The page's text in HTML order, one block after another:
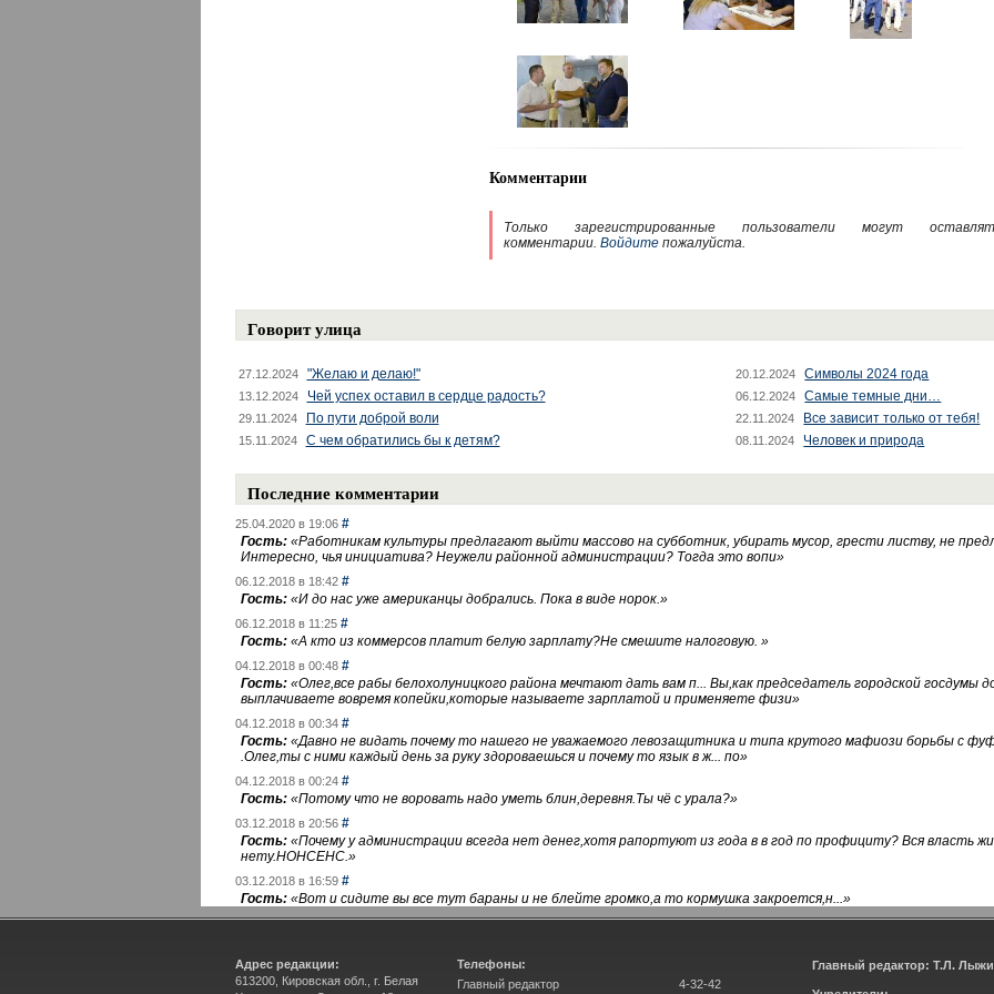
Комментарии
Только зарегистрированные пользователи могут
комментарии. Войдитепожалуйста.
Говорит улица
27.12.2024 "Желаю и делаю!" 20.12.2024 Символы 2024 года
13.12.2024 Чей успех оставил в сердце радость? 06.12.2024 Самые темные дни…
29.11.2024 По пути доброй воли 22.11.2024 Все зависит только от тебя!
15.11.2024 С чем обратились бы к детям? 08.11.2024 Человек и природа
Последние комментарии
25.04.2020 в 19:06 #
Гость: «Работникам культуры предлагают выйти массово на субботник, убирать мусор, грести листву, не
Интересно, чья инициатива? Неужели районной администрации? Тогда это вопи»
06.12.2018 в 18:42 #
Гость: «И до нас уже американцы добрались. Пока в виде норок.»
06.12.2018 в 11:25 #
Гость: «А кто из коммерсов платит белую зарплату?Не смешите налоговую. »
04.12.2018 в 00:48 #
Гость: «Олег,все рабы белохолуницкого района мечтают дать вам п... Вы,как председатель городской госдумы
выплачиваете вовремя копейки,которые называете зарплатой и применяете физи»
04.12.2018 в 00:34 #
Гость: «Давно не видать почему то нашего не уважаемого левозащитника и типа крутого мафиози борьбы с
.Олег,ты с ними каждый день за руку здороваешься и почему то язык в ж... по»
04.12.2018 в 00:24 #
Гость: «Потому что не воровать надо уметь блин,деревня.Ты чё с урала?»
03.12.2018 в 20:56 #
Гость: «Почему у администрации всегда нет денег,хотя рапортуют из года в в год по профициту? Вся власть
нету.НОНСЕНС.»
03.12.2018 в 16:59 #
Гость: «Вот и сидите вы все тут бараны и не блейте громко,а то кормушка закроется,н...»
Адрес редакции:
613200, Кировская обл., г. Белая
Телефоны:
Главный редактор
4-32-42
Главный редактор: Т.Л.